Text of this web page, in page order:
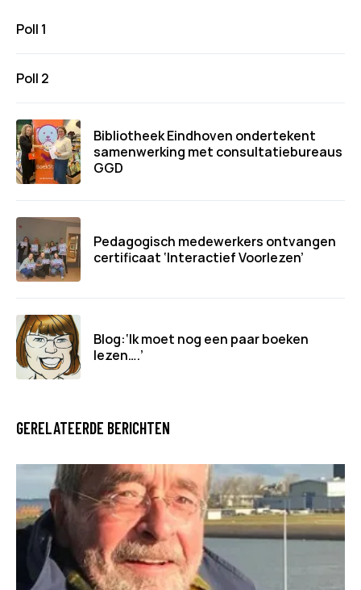
Poll 1
Poll 2
Bibliotheek Eindhoven ondertekent
samenwerking met consultatiebureaus
GGD
Pedagogisch medewerkers ontvangen
certificaat ‘Interactief Voorlezen’
Blog:‘Ik moet nog een paar boeken
lezen….’
GERELATEERDE BERICHTEN